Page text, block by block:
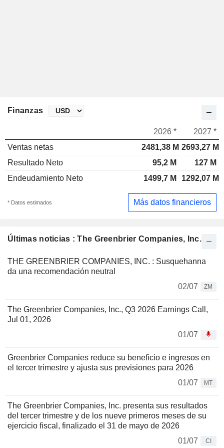
Últimas noticias : The Greenbrier Companies, Inc.
THE GREENBRIER COMPANIES, INC. : Susquehanna
da una recomendación neutral
02/07
ZM
The Greenbrier Companies, Inc., Q3 2026 Earnings Call,
Jul 01, 2026
01/07
Greenbrier Companies reduce su beneficio e ingresos en
el tercer trimestre y ajusta sus previsiones para 2026
01/07
MT
The Greenbrier Companies, Inc. presenta sus resultados
del tercer trimestre y de los nueve primeros meses de su
ejercicio fiscal, finalizado el 31 de mayo de 2026
01/07
CI
Finanzas
2026 *
2027 *
Ventas netas
2481,38 M 2693,27 M
Resultado Neto
95,2 M
127 M
Endeudamiento Neto
1499,7 M 1292,07 M
* Datos estimados Más datos financieros